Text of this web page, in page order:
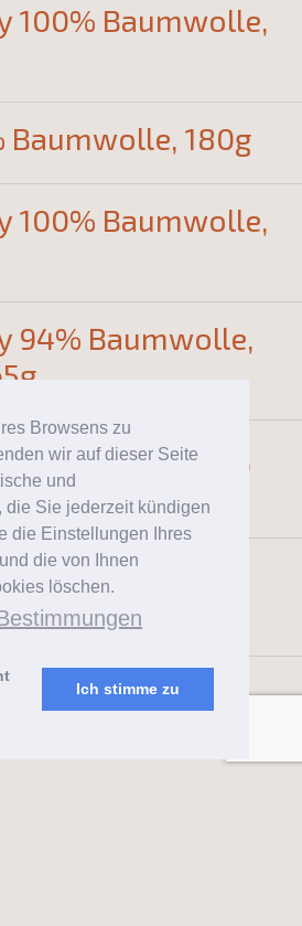
Browsens zu
wir auf dieser Seite
und
die Sie jederzeit kündigen
die Einstellungen Ihres
die von Ihnen
löschen.
Ich stimme zu
100% Baumwolle,
Baumwolle, 180g
100% Baumwolle,
94% Baumwolle,
95% Baumwolle,
8%